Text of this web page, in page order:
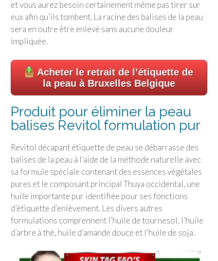
et vous aurez besoin certainement même pas tirer sur
eux afin qu’ils tombent. La racine des balises de la peau
sera en outre être enlevé sans aucune douleur
impliquée.
Acheter le retrait de l’étiquette de
la peau à Bruxelles Belgique
Produit pour éliminer la peau
balises Revitol formulation pur
Revitol décapant étiquette de peau se débarrasse des
balises de la peau à l’aide de la méthode naturelle avec
sa formule spéciale contenant des essences végétales
pures et le composant principal Thuya occidental, une
huile importante pur identifiée pour ses fonctions
d’étiquette d’enlèvement. Les divers autres
formulations comprennent l’huile de tournesol, l’huile
d’arbre à thé, huile d’amande douce et l’huile de soja.